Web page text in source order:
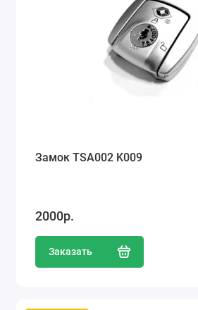
Замок TSA002 K009
2000р.
Заказать